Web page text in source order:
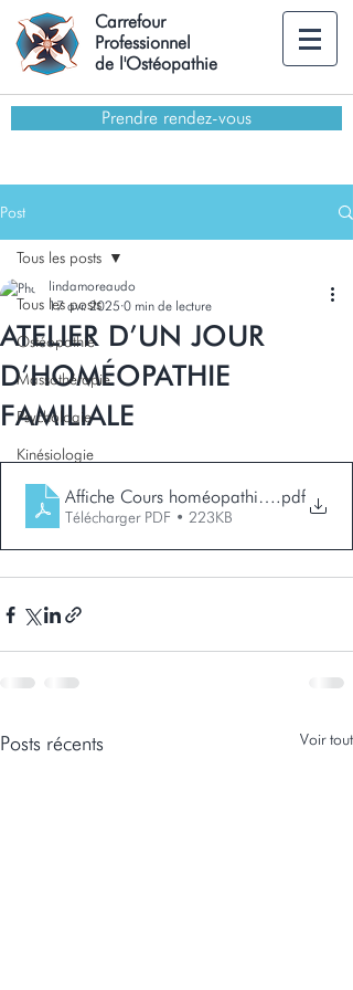
Carrefour
Professionnel
de l'Ostéopathie
Prendre rendez-vous
Post
Tous les posts
Ostéopathie
Massothérapie
Psychologie
Kinésiologie
Tous les posts
ATELIER D’UN JOUR
D’HOMÉOPATHIE
FAMILIALE
lindamoreaudo
17 avr. 2025 0 min de lecture
Affiche Cours homéopathie familiale
.pdf
Télécharger PDF • 223KB
Posts récents Voir tout